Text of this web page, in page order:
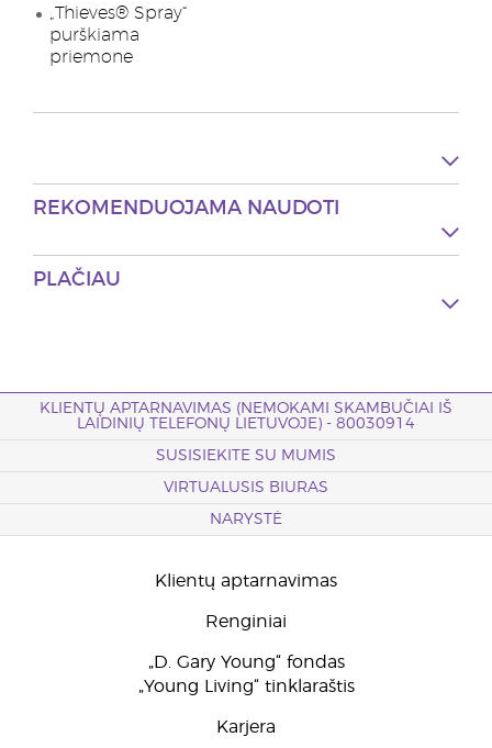
„Thieves® Spray“
purškiama
priemone
REKOMENDUOJAMA NAUDOTI
PLAČIAU
KLIENTŲ APTARNAVIMAS (NEMOKAMI SKAMBUČIAI IŠ
LAIDINIŲ TELEFONŲ LIETUVOJE) - 80030914
SUSISIEKITE SU MUMIS
VIRTUALUSIS BIURAS
NARYSTĖ
Klientų aptarnavimas
Renginiai
„D. Gary Young“ fondas
„Young Living“ tinklaraštis
Karjera